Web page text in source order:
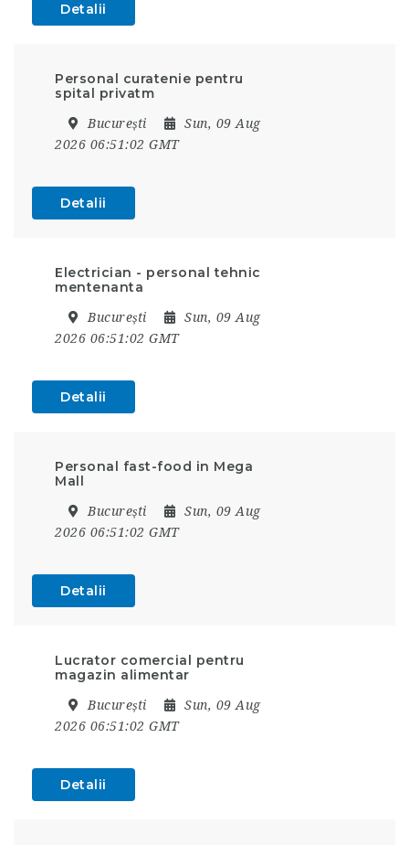
Detalii
Personal curatenie pentru
spital privatm
București
Sun, 09 Aug
2026 06:51:02 GMT
Detalii
Electrician - personal tehnic
mentenanta
București
Sun, 09 Aug
2026 06:51:02 GMT
Detalii
Personal fast-food in Mega
Mall
București
Sun, 09 Aug
2026 06:51:02 GMT
Detalii
Lucrator comercial pentru
magazin alimentar
București
Sun, 09 Aug
2026 06:51:02 GMT
Detalii